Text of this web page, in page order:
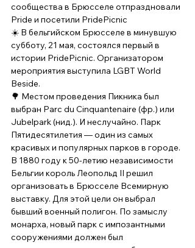
сообщества в Брюсселе отпраздновали
Pride и посетили PridePicnic
☀️ В бельгийском Брюсселе в минувшую
субботу, 21 мая, состоялся первый в
истории PridePicnic. Организатором
мероприятия выступила LGBT World
Beside.
🌳 Местом проведения Пикника был
выбран Parc du Cinquantenaire (фр.) или
Jubelpark (нид.). И неслучайно. Парк
Пятидесятилетия — один из самых
красивых и популярных парков в городе.
В 1880 году к 50-летию независимости
Бельгии король Леопольд II решил
организовать в Брюсселе Всемирную
выставку. Для этой цели он выбрал
бывший военный полигон. По замыслу
монарха, новый парк с импозантными
сооружениями должен был